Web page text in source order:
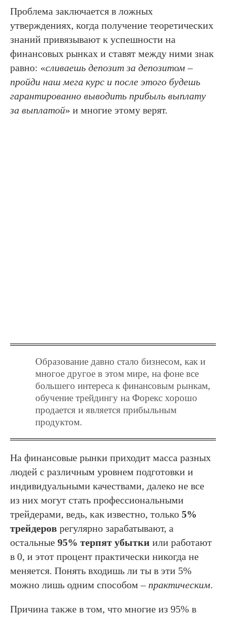
Проблема заключается в ложных
утверждениях, когда получение теоретических
знаний привязывают к успешности на
финансовых рынках и ставят между ними знак
равно: «сливаешь депозит за депозитом –
пройди наш мега курс и после этого будешь
гарантированно выводить прибыль выплату
за выплатой» и многие этому верят.
Образование давно стало бизнесом, как и
многое другое в этом мире, на фоне все
большего интереса к финансовым рынкам,
обучение трейдингу на Форекс хорошо
продается и является прибыльным
продуктом.
На финансовые рынки приходит масса разных
людей с различным уровнем подготовки и
индивидуальными качествами, далеко не все
из них могут стать профессиональными
трейдерами, ведь, как известно, только 5%
трейдеров регулярно зарабатывают, а
остальные 95% терпят убытки или работают
в 0, и этот процент практически никогда не
меняется. Понять входишь ли ты в эти 5%
можно лишь одним способом – практическим.
Причина также в том, что многие из 95% в